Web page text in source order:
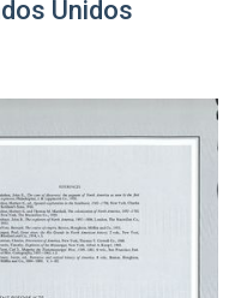
Unidos